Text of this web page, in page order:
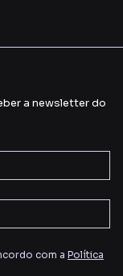
a newsletter do
com a Política